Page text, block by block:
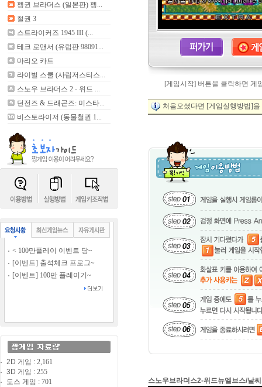
펭귄 브라더스 (일본판) 펭...
철권 3
스트라이커즈 1945 III (...
테크 로맨서 (유럽판 98091...
마리오 카트
라이벌 스쿨 (사립저스티스...
스노우 브라더스 2 - 위드 ...
던전즈 & 드래곤즈: 미스타...
비스토라이저 (동물철권 1...
< 100만플레이 이벤트 당~
[이벤트] 출석체크 프로그~
[이벤트] 100만 플레이기~
2D 게임 : 2,161
3D 게임 : 255
도스 게임 : 701
[게임시작] 버튼을 클릭하면 게
처음오셨다면 [게임실행방법]
스노우브라더스2-위드뉴엘브스/날